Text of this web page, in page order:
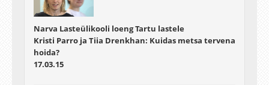
Narva Lasteülikooli loeng Tartu lastele
Kristi Parro ja Tiia Drenkhan: Kuidas metsa tervena
hoida?
17.03.15